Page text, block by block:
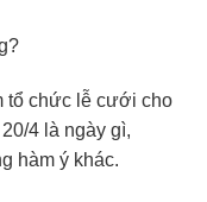
tổ chức lễ cưới cho
4 là ngày gì,
hàm ý khác.